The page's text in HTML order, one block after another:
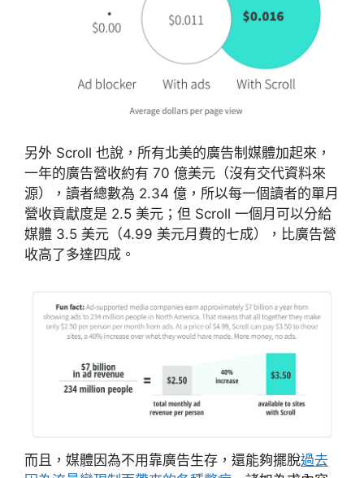
另外 Scroll 也說，所有北美的廣告制媒體加起來，
一年的廣告營收約有 70 億美元（沒有交代資料來
源），讀者總數為 2.34 億，所以每一個讀者的單月
營收貢獻度是 2.5 美元；但 Scroll 一個月可以分給
媒體 3.5 美元（4.99 美元月費的七成），比廣告營
收高了多達四成。
而且，媒體因為不用靠廣告生存，還能夠擺脫過去